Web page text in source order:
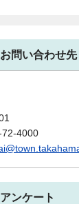
問い合わせ先
72-4000
ンケート